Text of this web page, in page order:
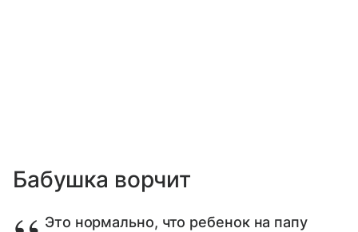
Бабушка ворчит
Это нормально, что ребенок на папу